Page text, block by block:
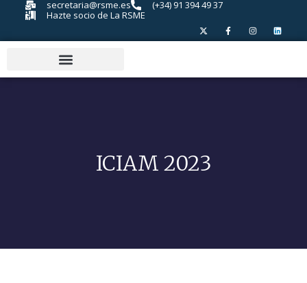
secretaria@rsme.es
(+34) 91 394 49 37
Hazte socio de La RSME
ICIAM 2023